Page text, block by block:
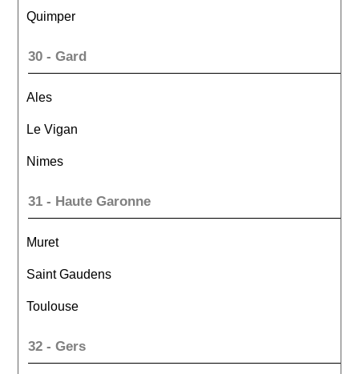
Quimper
30 - Gard
Ales
Le Vigan
Nimes
31 - Haute Garonne
Muret
Saint Gaudens
Toulouse
32 - Gers